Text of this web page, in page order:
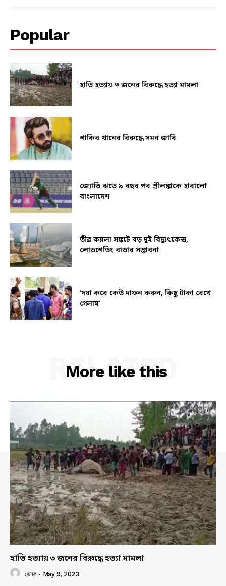
Popular
হাতি হত্যায় ৩ জনের বিরুদ্ধে হত্যা মামলা
শাকিব খানের বিরুদ্ধে সমন জারি
জ্যোতি ঝড়ে ৯ বছর পর শ্রীলঙ্কাকে হারালো
বাংলাদেশ
তীব্র কয়লা সঙ্কটে বড় দুই বিদ্যুৎকেন্দ্র,
লোডশেডিং বাড়ার সম্ভাবনা
‘দয়া করে কেউ দাফন করুন, কিছু টাকা রেখে
গেলাম’
More like this
RELATED
হাতি হত্যায় ৩ জনের বিরুদ্ধে হত্যা মামলা
ডেস্ক - May 9, 2023